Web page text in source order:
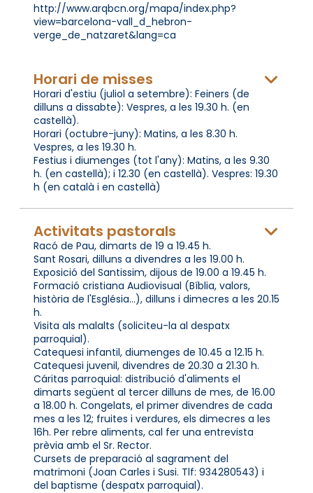
http://www.arqbcn.org/mapa/index.php?
view=barcelona-vall_d_hebron-
verge_de_natzaret&lang=ca
Horari de misses
Horari d'estiu (juliol a setembre): Feiners (de
dilluns a dissabte): Vespres, a les 19.30 h. (en
castellà).
Horari (octubre-juny): Matins, a les 8.30 h.
Vespres, a les 19.30 h.
Festius i diumenges (tot l'any): Matins, a les 9.30
h. (en castellà); i 12.30 (en castellà). Vespres: 19.30
h (en català i en castellà)
Activitats pastorals
Racó de Pau, dimarts de 19 a 19.45 h.
Sant Rosari, dilluns a divendres a les 19.00 h.
Exposició del Santissim, dijous de 19.00 a 19.45 h.
Formació cristiana Audiovisual (Bíblia, valors,
història de l'Església...), dilluns i dimecres a les 20.15
h.
Visita als malalts (soliciteu-la al despatx
parroquial).
Catequesi infantil, diumenges de 10.45 a 12.15 h.
Catequesi juvenil, divendres de 20.30 a 21.30 h.
Cáritas parroquial: distribució d'aliments el
dimarts següent al tercer dilluns de mes, de 16.00
a 18.00 h. Congelats, el primer divendres de cada
mes a les 12; fruites i verdures, els dimecres a les
16h. Per rebre aliments, cal fer una entrevista
prèvia amb el Sr. Rector.
Cursets de preparació al sagrament del
matrimoni (Joan Carles i Susi. Tlf: 934280543) i
del baptisme (despatx parroquial).